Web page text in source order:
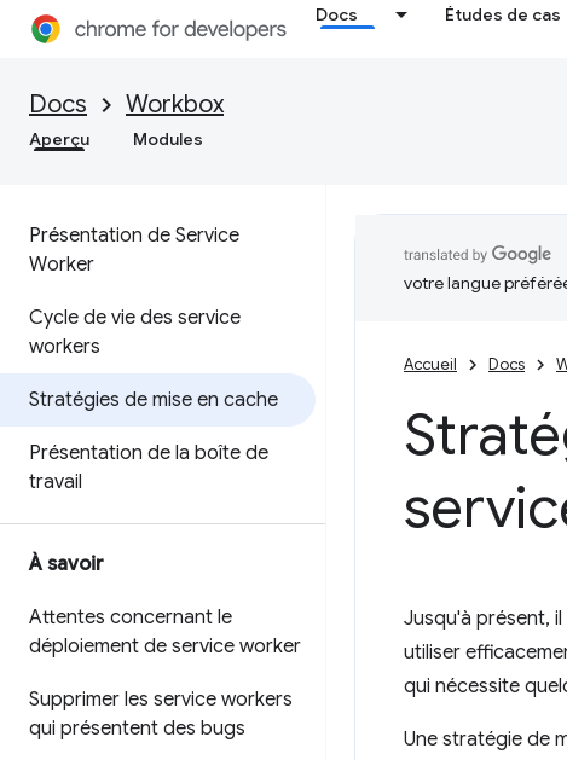
Docs Études de cas
Docs Workbox
Aperçu Modules
Présentation de Service
Worker
Cycle de vie des service
workers
Stratégies de mise en cache
Présentation de la boîte de
travail
À savoir
Attentes concernant le
déploiement de service worker
Supprimer les service workers
qui présentent des bugs
votre langue
Accueil Docs
Jusqu'à présent,
utiliser
qui nécessite
Une stratégie de